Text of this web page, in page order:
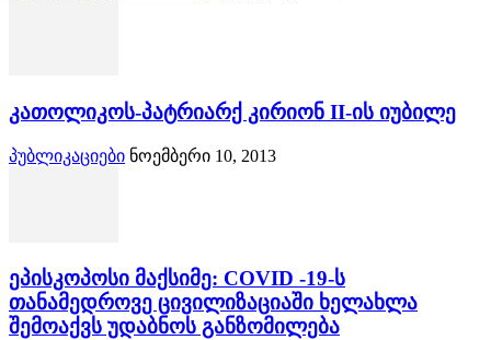
კათოლიკოს-პატრიარქ კირიონ II-ის იუბილე
პუბლიკაციები ნოემბერი 10, 2013
ეპისკოპოსი მაქსიმე: COVID -19-ს
თანამედროვე ცივილიზაციაში ხელახლა
შემოაქვს უდაბნოს განზომილება